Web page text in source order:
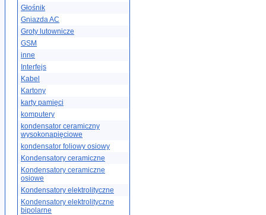
Głośnik
Gniazda AC
Groty lutownicze
GSM
inne
Interfejs
Kabel
Kartony
karty pamięci
komputery
kondensator ceramiczny
wysokonapięciowe
kondensator foliowy osiowy
Kondensatory ceramiczne
Kondensatory ceramiczne
osiowe
Kondensatory elektrolityczne
Kondensatory elektrolityczne
bipolarne